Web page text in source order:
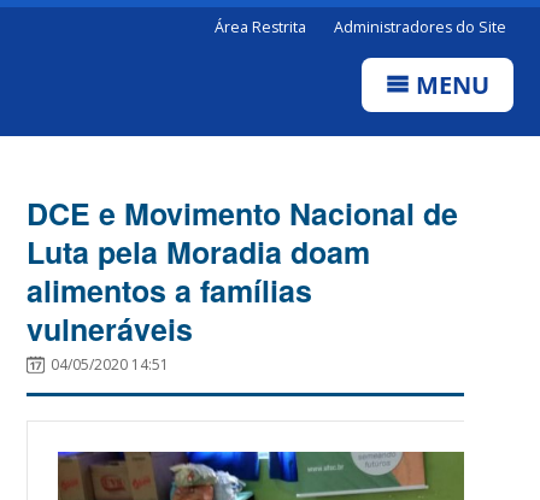
Área Restrita Administradores do Site
MENU
DCE e Movimento Nacional de
Luta pela Moradia doam
alimentos a famílias
vulneráveis
04/05/2020 14:51